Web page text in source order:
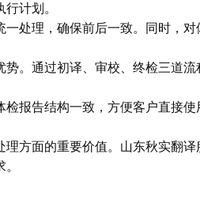
计划。
处理，确保前后一致。同时，
。通过初译、审校、终检三道
报告结构一致，方便客户直接
方面的重要价值。山东秋实翻